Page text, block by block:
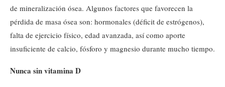
de mineralización ósea. Algunos factores que favorecen la
pérdida de masa ósea son: hormonales (déficit de estrógenos),
falta de ejercicio físico, edad avanzada, así como aporte
insuficiente de calcio, fósforo y magnesio durante mucho tiempo.
Nunca sin vitamina D